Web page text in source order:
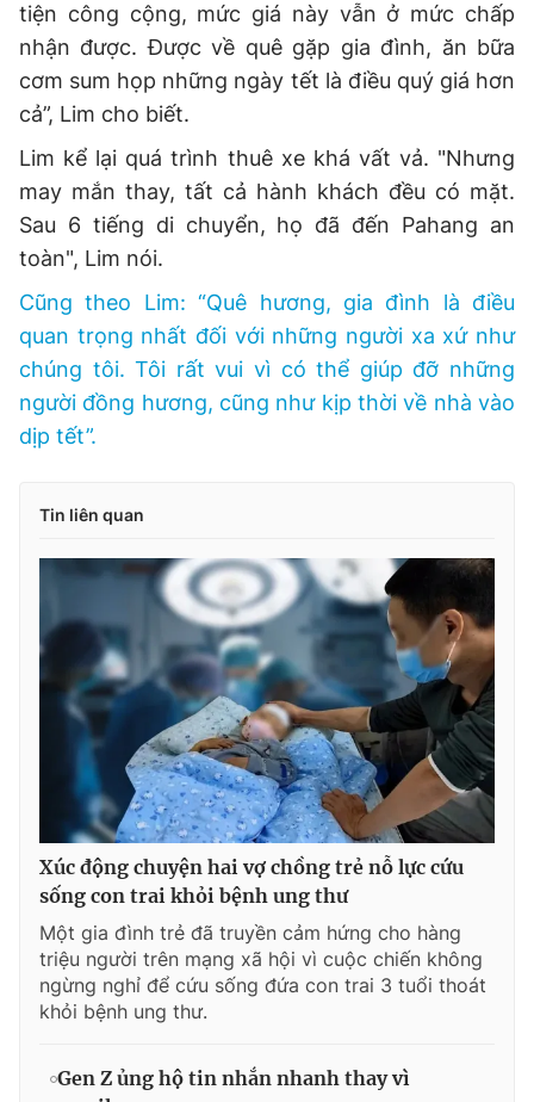
tiện công cộng, mức giá này vẫn ở mức chấp
nhận được. Được về quê gặp gia đình, ăn bữa
cơm sum họp những ngày tết là điều quý giá hơn
cả”, Lim cho biết.
Lim kể lại quá trình thuê xe khá vất vả. "Nhưng
may mắn thay, tất cả hành khách đều có mặt.
Sau 6 tiếng di chuyển, họ đã đến Pahang an
toàn", Lim nói.
Cũng theo Lim: “Quê hương, gia đình là điều
quan trọng nhất đối với những người xa xứ như
chúng tôi. Tôi rất vui vì có thể giúp đỡ những
người đồng hương, cũng như kịp thời về nhà vào
dịp tết”.
Tin liên quan
Xúc động chuyện hai vợ chồng trẻ nỗ lực cứu
sống con trai khỏi bệnh ung thư
Một gia đình trẻ đã truyền cảm hứng cho hàng
triệu người trên mạng xã hội vì cuộc chiến không
ngừng nghỉ để cứu sống đứa con trai 3 tuổi thoát
khỏi bệnh ung thư.
Gen Z ủng hộ tin nhắn nhanh thay vì